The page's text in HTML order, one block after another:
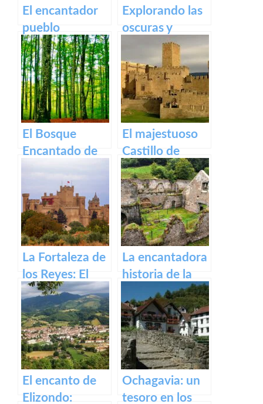
norte de
España
El encantador
pueblo
medieval de
Olite y su
impresionante
Castillo Palacio
Real.
Explorando las
oscuras y
misteriosas
Cuevas de
Zugarramurdi
El Bosque
Encantado de
Irati
El majestuoso
Castillo de
Javier: historia y
legado.
La Fortaleza de
los Reyes: El
Castillo de Olite
La encantadora
historia de la
antigua fábrica
de Orbaizeta
El encanto de
Elizondo:
Ochagavia: un
tesoro en los